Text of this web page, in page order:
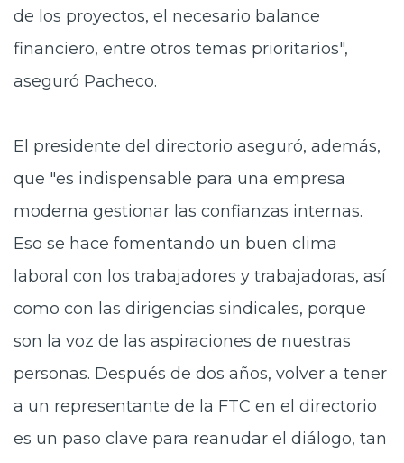
de los proyectos, el necesario balance
financiero, entre otros temas prioritarios",
aseguró Pacheco.
El presidente del directorio aseguró, además,
que "es indispensable para una empresa
moderna gestionar las confianzas internas.
Eso se hace fomentando un buen clima
laboral con los trabajadores y trabajadoras, así
como con las dirigencias sindicales, porque
son la voz de las aspiraciones de nuestras
personas. Después de dos años, volver a tener
a un representante de la FTC en el directorio
es un paso clave para reanudar el diálogo, tan